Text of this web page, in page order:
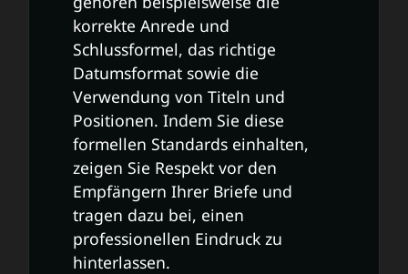
korrekte Anrede und
Schlussformel, das richtige
Datumsformat sowie die
Verwendung von Titeln und
Positionen. Indem Sie diese
formellen Standards einhalten,
zeigen Sie Respekt vor den
Empfängern Ihrer Briefe und
tragen dazu bei, einen
professionellen Eindruck zu
hinterlassen.